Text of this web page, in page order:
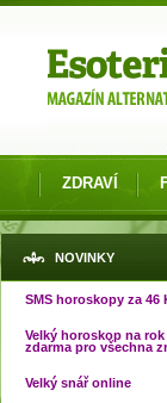
ZDRAVÍ
NOVINKY
SMS horoskopy za 46
Velký horoskop na rok
zdarma pro všechna
Velký snář online